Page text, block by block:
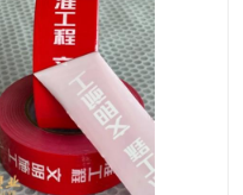
乳白保护膜
纯黑保护膜
彩钢板保护膜